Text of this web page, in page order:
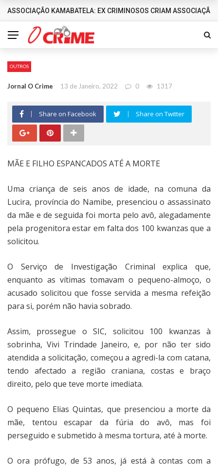
DESTAQUES
ASSOCIAÇÃO KAMABATELA: EX CRIMINOSOS CRIAM
OUTROS
Jornal O Crime 13 de Janeiro, 2022 0 1317
Share on Facebook Share on Twitter
MÃE E FILHO ESPANCADOS ATÉ A MORTE
Uma criança de seis anos de idade, na comuna da
Lucira, província do Namibe, presenciou o assassinato
da mãe e de seguida foi morta pelo avô, alegadamente
pela progenitora estar em falta dos 100 kwanzas que a
solicitou.
O Serviço de Investigação Criminal explica que,
enquanto as vítimas tomavam o pequeno-almoço, o
acusado solicitou que fosse servida a mesma refeição
para si, porém não havia sobrado.
Assim, prossegue o SIC, solicitou 100 kwanzas à
sobrinha, Vivi Trindade Janeiro, e, por não ter sido
atendida a solicitação, começou a agredi-la com catana,
tendo afectado a região craniana, costas e braço
direito, pelo que teve morte imediata.
O pequeno Elias Quintas, que presenciou a morte da
mãe, tentou escapar da fúria do avô, mas foi
perseguido e submetido à mesma tortura, até à morte.
O ora prófugo, de 53 anos, já está à contas com a